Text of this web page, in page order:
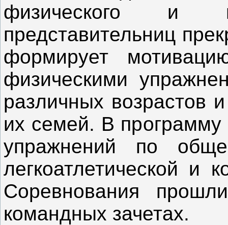
физического и
представительниц
формирует
физическими
различных возрастов
их семей. В
упражнений по
легкоатлетической и
Соревнования
командных зачетах.